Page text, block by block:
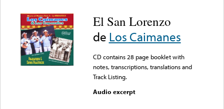
El San Lorenzo
de Los Caimanes
CD contains 28 page booklet with
notes, transcriptions, translations and
Track Listing.
Audio excerpt